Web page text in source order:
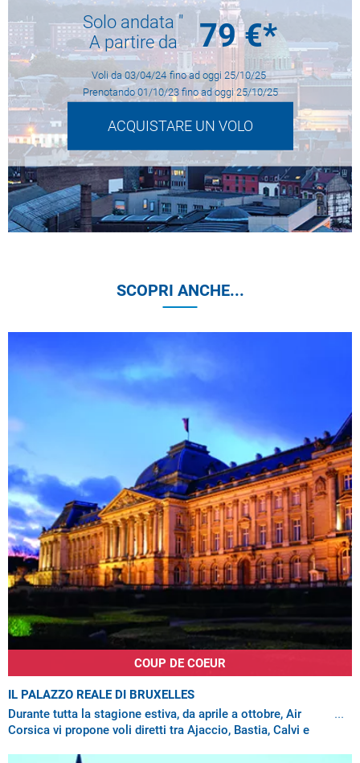
Solo andata "
A partire da
79 €*
Voli da 03/04/24 fino ad oggi 25/10/25
Prenotando 01/10/23fino ad oggi25/10/25
ACQUISTARE UN VOLO
SCOPRI ANCHE...
COUP DE COEUR
IL PALAZZO REALE DI BRUXELLES
Durante tutta la stagione estiva, da aprile a ottobre, Air
Corsica vi propone voli diretti tra Ajaccio, Bastia, Calvi e